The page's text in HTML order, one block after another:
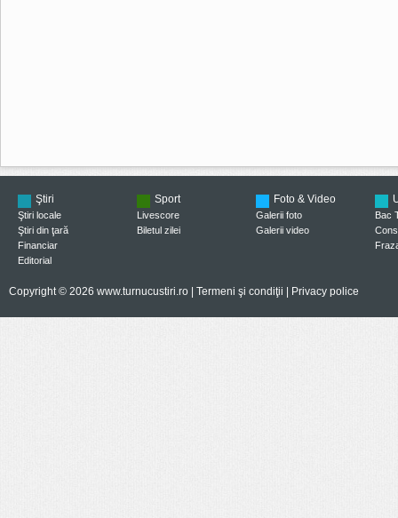
Ştiri
Ştiri locale
Ştiri din ţară
Financiar
Editorial
Sport
Livescore
Biletul zilei
Foto & Video
Galerii foto
Galerii video
Bac
Copyright © 2026 www.turnucustiri.ro | Termeni şi condiţii Privacy police